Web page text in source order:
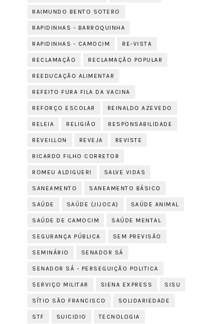
RAIMUNDO BENTO SOTERO
RAPIDINHAS - BARROQUINHA
RAPIDINHAS - CAMOCIM RE-VISTA
RECLAMAÇÃO RECLAMAÇÃO POPULAR
REEDUCAÇÃO ALIMENTAR
REFEITO FURA FILA DA VACINA
REFORÇO ESCOLAR REINALDO AZEVEDO
RELEIA RELIGIÃO RESPONSABILIDADE
REVEILLON REVEJA REVISTE
RICARDO FILHO CORRETOR
ROMEU ALDIGUERI SALVE VIDAS
SANEAMENTO SANEAMENTO BÁSICO
SAÚDE SAÚDE (JIJOCA) SAÚDE ANIMAL
SAÚDE DE CAMOCIM SAÚDE MENTAL
SEGURANÇA PÚBLICA SEM PREVISÃO
SEMINÁRIO SENADOR SÁ
SENADOR SÁ - PERSEGUIÇÃO POLITICA
SERVIÇO MILITAR SIENA EXPRESS SISU
SÍTIO SÃO FRANCISCO SOLIDARIEDADE
STF SUICIDIO TECNOLOGIA